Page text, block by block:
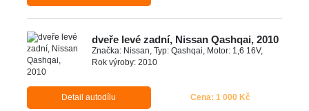
dveře levé zadní, Nissan Qashqai, 2010
Značka: Nissan, Typ: Qashqai, Motor: 1,6 16V,
Rok výroby: 2010
Detail autodílu Cena: 1 000 Kč